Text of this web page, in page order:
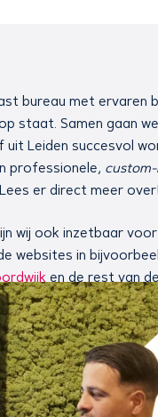
bureau met ervaren
staat. Samen gaan
uit Leiden succesvol
professionele,
Lees er direct meer over!
wij ook inzetbaar
websites in
en de rest van